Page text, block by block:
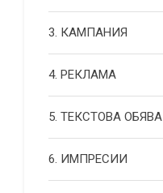
3. КАМПАНИЯ
4. РЕКЛАМА
5. ТЕКСТОВА ОБЯВА
6. ИМПРЕСИИ